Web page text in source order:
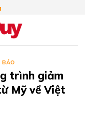
BÁO
trình giảm
Mỹ về Việt